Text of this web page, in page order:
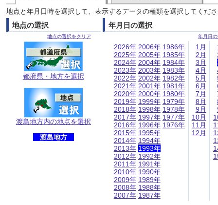
地点と年月日時を選択して、表示するデータの種類を選択してくだ
地点の選択
地点の選択をクリア
都府県・地方を選択
渡島地方内の地点を選択
渡島地方
年月日の選択
年月日
2026年
2025年
2024年
2023年
2022年
2021年
2020年
2019年
2018年
2017年
2016年
2015年
2014年
2013年
2012年
2011年
2010年
2009年
2008年
2007年
2006年
2005年
2004年
2003年
2002年
2001年
2000年
1999年
1998年
1997年
1996年
1995年
1994年
1993年
1992年
1991年
1990年
1989年
1988年
1987年
1986年
1985年
1984年
1983年
1982年
1981年
1980年
1979年
1978年
1977年
1976年
1月
2月
3月
4月
5月
6月
7月
8月
9月
10月
11月
12月